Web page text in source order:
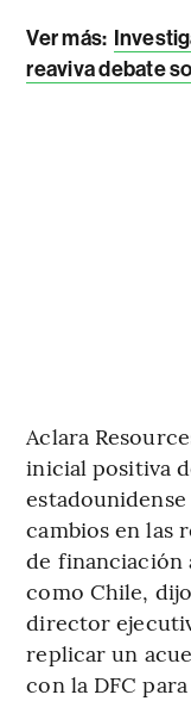
Ver más:
reaviva debate
Aclara
inicial positiva
cambios en las
de financiación
como Chile,
director
replicar un
con la DFC